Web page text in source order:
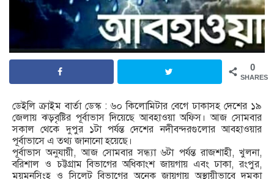
0
SHARES
ডেইলি ক্রাইম বার্তা ডেস্ক : ৬০ কিলোমিটার বেগে ঢাকাসহ দেশের ১৯
জেলায় ঝড়বৃষ্টির পূর্বাভাস দিয়েছে আবহাওয়া অফিস। আজ সোমবার
সকাল থেকে দুপুর ১টা পর্যন্ত দেশের নদীবন্দরগুলোর আবহাওয়ার
পূর্বাভাসে এ তথ্য জানানো হয়েছে।
পূর্বাভাস অনুযায়ী, আজ সোমবার সন্ধ্যা ৬টা পর্যন্ত রাজশাহী, খুলনা,
বরিশাল ও চট্টগ্রাম বিভাগের অধিকাংশ জায়গায় এবং ঢাকা, রংপুর,
ময়মনসিংহ ও সিলেট বিভাগের অনেক জায়গায় অস্থায়ীভাবে দমকা